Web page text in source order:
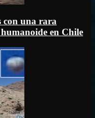
con una rara
en Chile